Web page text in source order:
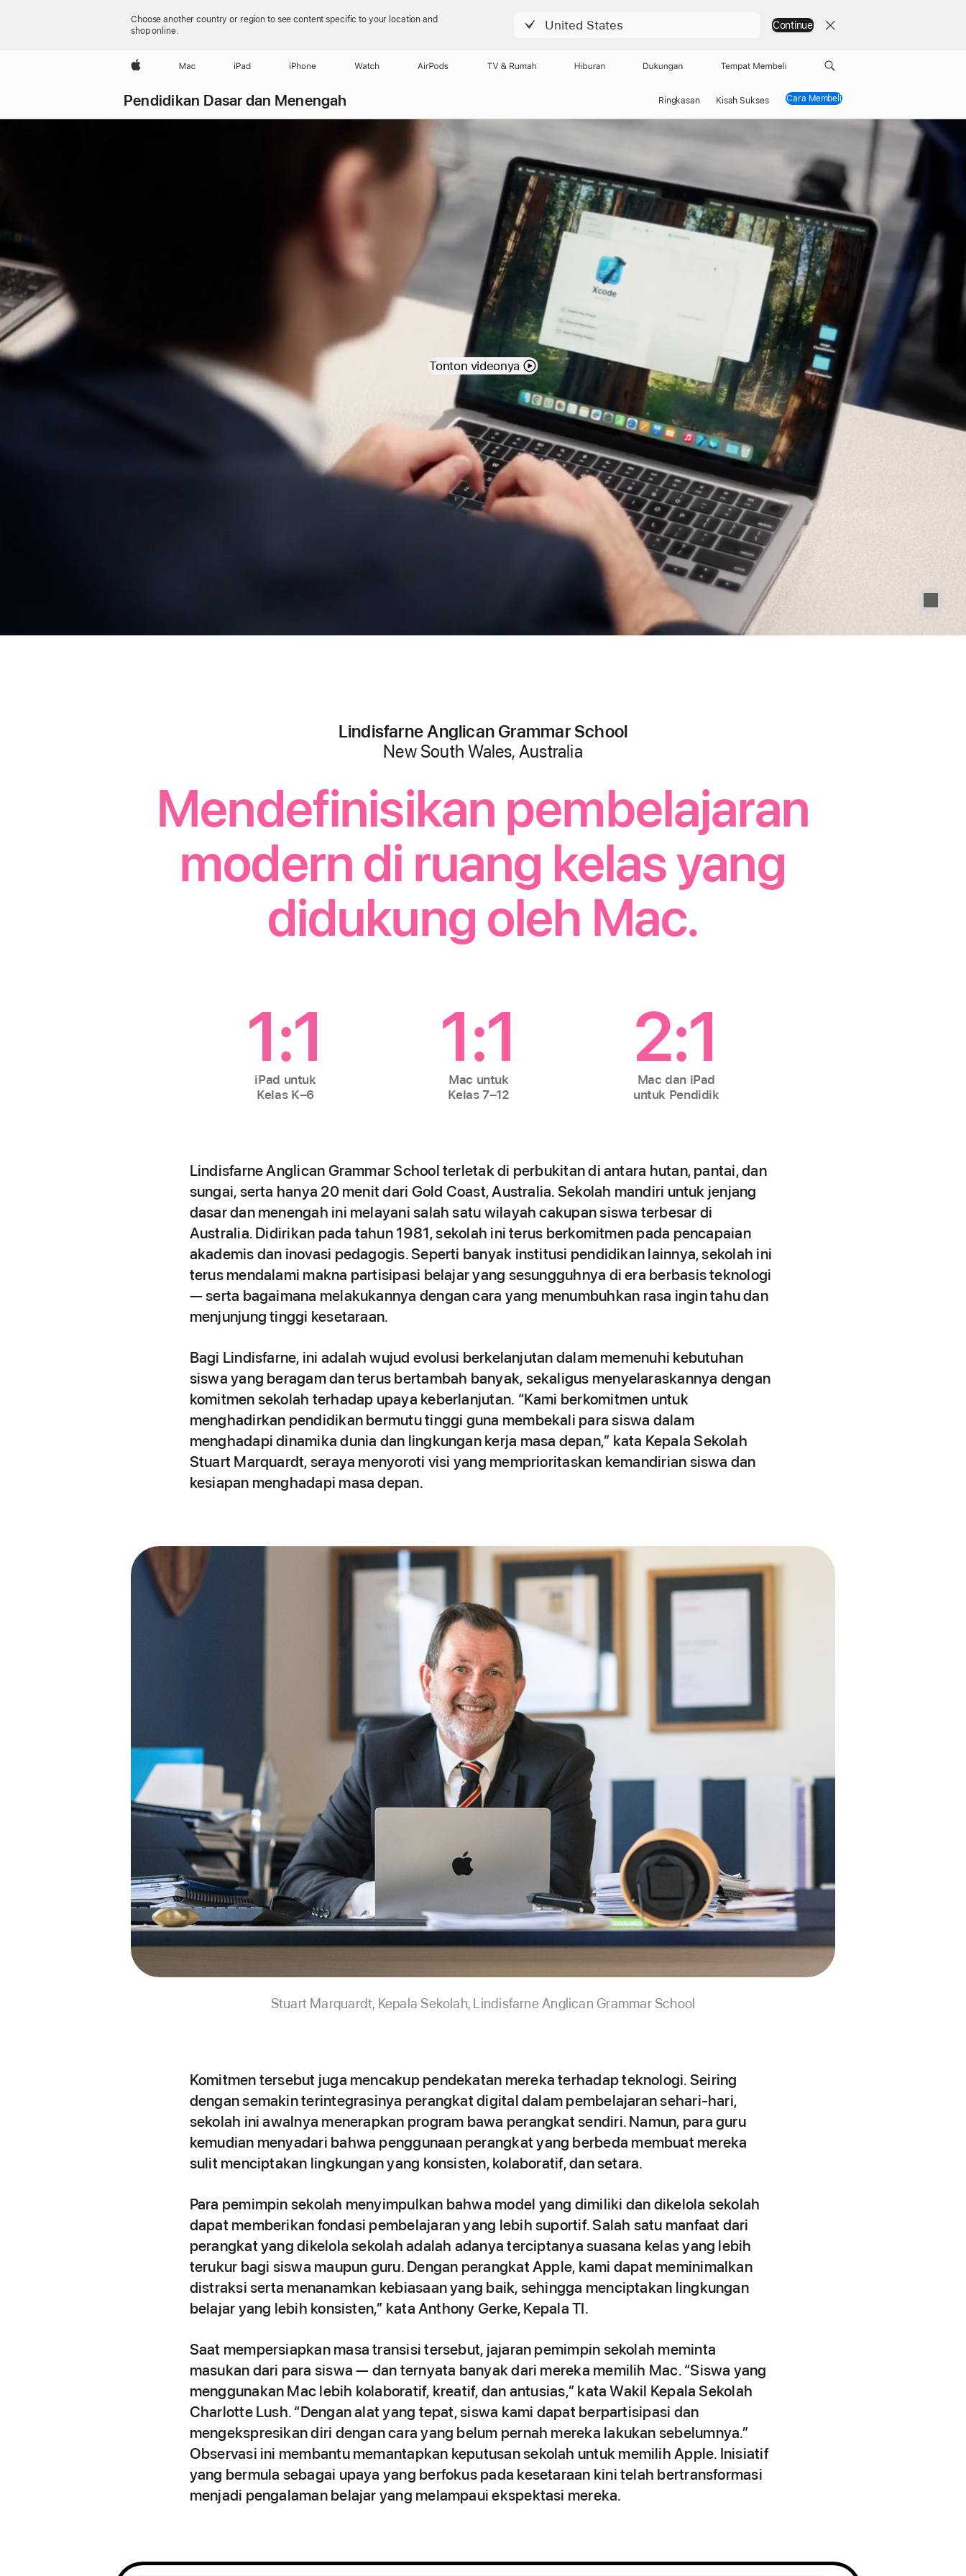
Choose another country or region to see content specific to your location and
shop online.
United States Continue
Apple Mac iPad iPhone Watch AirPods TV & Rumah Hiburan Dukungan Tempat Membeli
Pendidikan Dasar dan Menengah Ringkasan Kisah Sukses Cara Membeli
Tonton videonya
Lindisfarne Anglican Grammar School
New South Wales, Australia
Mendefinisikan pembelajaran
modern di ruang kelas yang
didukung oleh Mac.
1:1
iPad untuk
Kelas K–6
1:1
Mac untuk
Kelas 7–12
2:1
Mac dan iPad
untuk Pendidik
Lindisfarne Anglican Grammar School terletak di perbukitan di antara hutan, pantai, dan
sungai, serta hanya 20 menit dari Gold Coast, Australia. Sekolah mandiri untuk jenjang
dasar dan menengah ini melayani salah satu wilayah cakupan siswa terbesar di
Australia. Didirikan pada tahun 1981, sekolah ini terus berkomitmen pada pencapaian
akademis dan inovasi pedagogis. Seperti banyak institusi pendidikan lainnya, sekolah ini
terus mendalami makna partisipasi belajar yang sesungguhnya di era berbasis teknologi
— serta bagaimana melakukannya dengan cara yang menumbuhkan rasa ingin tahu dan
menjunjung tinggi kesetaraan.
Bagi Lindisfarne, ini adalah wujud evolusi berkelanjutan dalam memenuhi kebutuhan
siswa yang beragam dan terus bertambah banyak, sekaligus menyelaraskannya dengan
komitmen sekolah terhadap upaya keberlanjutan. “Kami berkomitmen untuk
menghadirkan pendidikan bermutu tinggi guna membekali para siswa dalam
menghadapi dinamika dunia dan lingkungan kerja masa depan,” kata Kepala Sekolah
Stuart Marquardt, seraya menyoroti visi yang memprioritaskan kemandirian siswa dan
kesiapan menghadapi masa depan.
Stuart Marquardt, Kepala Sekolah, Lindisfarne Anglican Grammar School
Komitmen tersebut juga mencakup pendekatan mereka terhadap teknologi. Seiring
dengan semakin terintegrasinya perangkat digital dalam pembelajaran sehari-hari,
sekolah ini awalnya menerapkan program bawa perangkat sendiri. Namun, para guru
kemudian menyadari bahwa penggunaan perangkat yang berbeda membuat mereka
sulit menciptakan lingkungan yang konsisten, kolaboratif, dan setara.
Para pemimpin sekolah menyimpulkan bahwa model yang dimiliki dan dikelola sekolah
dapat memberikan fondasi pembelajaran yang lebih suportif. Salah satu manfaat dari
perangkat yang dikelola sekolah adalah adanya terciptanya suasana kelas yang lebih
terukur bagi siswa maupun guru. Dengan perangkat Apple, kami dapat meminimalkan
distraksi serta menanamkan kebiasaan yang baik, sehingga menciptakan lingkungan
belajar yang lebih konsisten,” kata Anthony Gerke, Kepala TI.
Saat mempersiapkan masa transisi tersebut, jajaran pemimpin sekolah meminta
masukan dari para siswa — dan ternyata banyak dari mereka memilih Mac. “Siswa yang
menggunakan Mac lebih kolaboratif, kreatif, dan antusias,” kata Wakil Kepala Sekolah
Charlotte Lush. “Dengan alat yang tepat, siswa kami dapat berpartisipasi dan
mengekspresikan diri dengan cara yang belum pernah mereka lakukan sebelumnya.”
Observasi ini membantu memantapkan keputusan sekolah untuk memilih Apple. Inisiatif
yang bermula sebagai upaya yang berfokus pada kesetaraan kini telah bertransformasi
menjadi pengalaman belajar yang melampaui ekspektasi mereka.